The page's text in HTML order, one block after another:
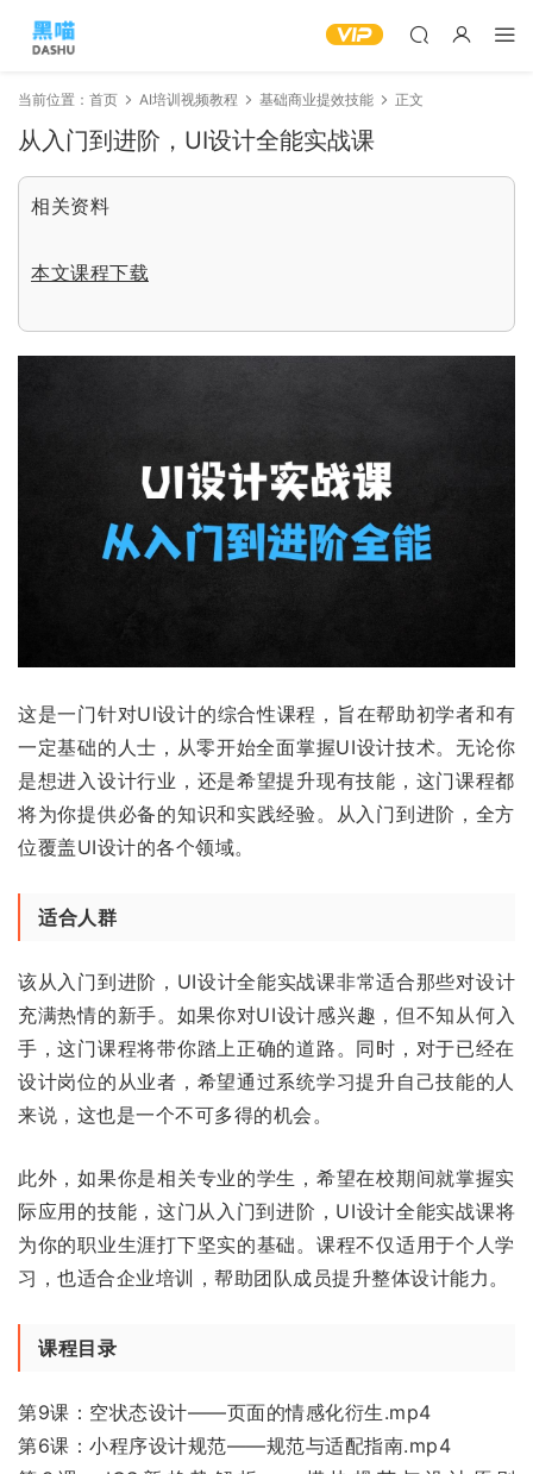
当前位置： 首页 AI培训视频教程 基础商业提效技能 正文
从入门到进阶，UI设计全能实战课
相关资料
本文课程下载
这是一门针对UI设计的综合性课程，旨在帮助初学者和有
一定基础的人士，从零开始全面掌握UI设计技术。无论你
是想进入设计行业，还是希望提升现有技能，这门课程都
将为你提供必备的知识和实践经验。从入门到进阶，全方
位覆盖UI设计的各个领域。
适合人群
该从入门到进阶，UI设计全能实战课非常适合那些对设计
充满热情的新手。如果你对UI设计感兴趣，但不知从何入
手，这门课程将带你踏上正确的道路。同时，对于已经在
设计岗位的从业者，希望通过系统学习提升自己技能的人
来说，这也是一个不可多得的机会。
此外，如果你是相关专业的学生，希望在校期间就掌握实
际应用的技能，这门从入门到进阶，UI设计全能实战课将
为你的职业生涯打下坚实的基础。课程不仅适用于个人学
习，也适合企业培训，帮助团队成员提升整体设计能力。
课程目录
第9课：空状态设计——页面的情感化衍生.mp4
第6课：小程序设计规范——规范与适配指南.mp4